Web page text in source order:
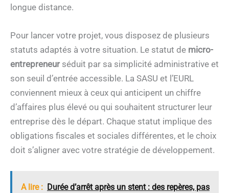
longue distance.
Pour lancer votre projet, vous disposez de plusieurs
statuts adaptés à votre situation. Le statut de micro-
entrepreneurséduit par sa simplicité administrative et
son seuil d’entrée accessible. La SASU et l’EURL
conviennent mieux à ceux qui anticipent un chiffre
d’affaires plus élevé ou qui souhaitent structurer leur
entreprise dès le départ. Chaque statut implique des
obligations fiscales et sociales différentes, et le choix
doit s’aligner avec votre stratégie de développement.
A lire : Durée d’arrêt après un stent : des repères, pas